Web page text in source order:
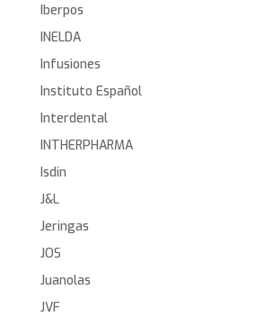
Iberpos
INELDA
Infusiones
Instituto Español
Interdental
INTHERPHARMA
Isdin
J&L
Jeringas
JOS
Juanolas
JVF